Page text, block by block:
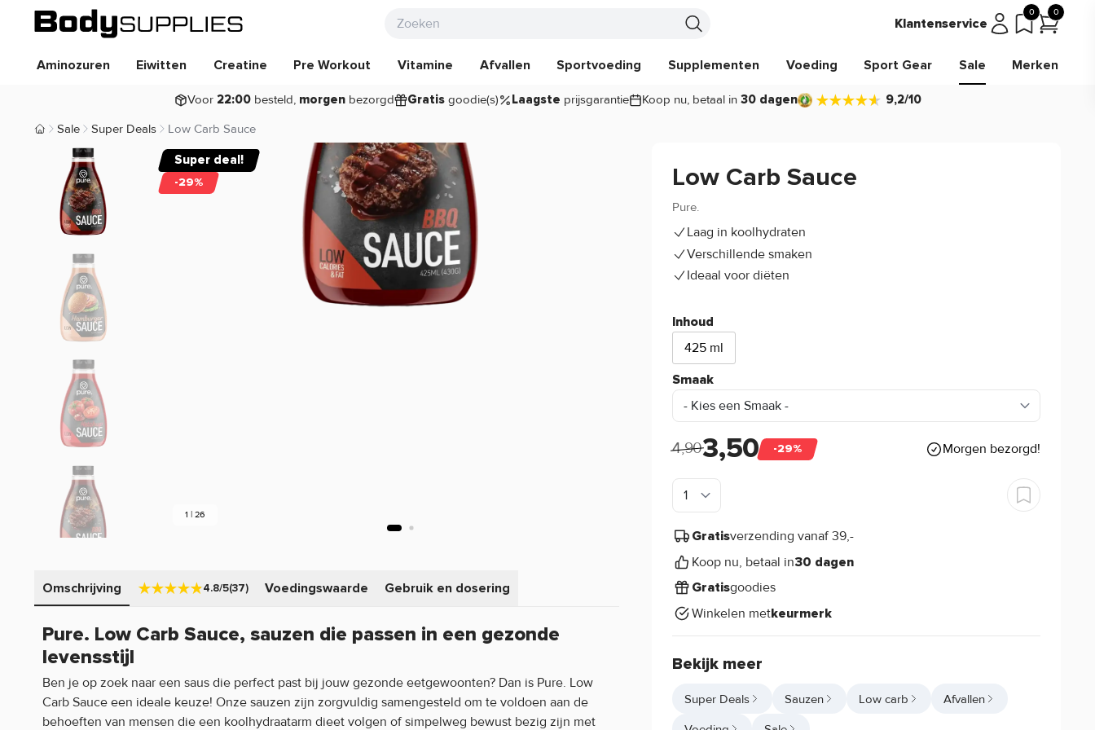
Klantenservice
0 0
Aminozuren Eiwitten Creatine Pre Workout Vitamine Afvallen Sportvoeding Supplementen Voeding Sport Gear Sale Merken
Voor 22:00besteld, morgenbezorgd Gratisgoodie(s) Laagste prijsgarantie Koop nu, betaal in 30 dagen 9,2/10
Body Supplies | Sportvoeding en Supplementen
Sale Super Deals Low Carb Sauce
Low Carb Sauce
Pure.
Laag in koolhydraten
Verschillende smaken
Ideaal voor diëten
Inhoud
425 ml
Smaak
4,903,50 -29% Morgen bezorgd!
Gratisverzending vanaf 39,-
Koop nu, betaal in30 dagen
Gratisgoodies
Winkelen metkeurmerk
Bekijk meer
Super Deals Sauzen Low carb Afvallen
Super deal!
-29%
1 | 26
Omschrijving 4.8/5(37) Voedingswaarde Gebruik en dosering
Pure. Low Carb Sauce, sauzen die passen in een gezonde
levensstijl
Ben je op zoek naar een saus die perfect past bij jouw gezonde eetgewoonten? Dan is Pure. Low
Carb Sauce een ideale keuze! Onze sauzen zijn zorgvuldig samengesteld om te voldoen aan de
behoeften van mensen die een koolhydraatarm dieet volgen of simpelweg bewust bezig zijn met